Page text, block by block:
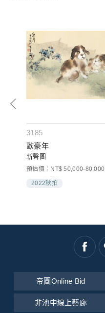
3185
歐豪年
新聲圖
預估價：NT$ 50,000-80,000
2022秋拍
帝圖Online Bid
非池中線上藝廊